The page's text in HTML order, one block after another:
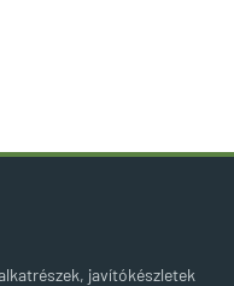
javítókészletek